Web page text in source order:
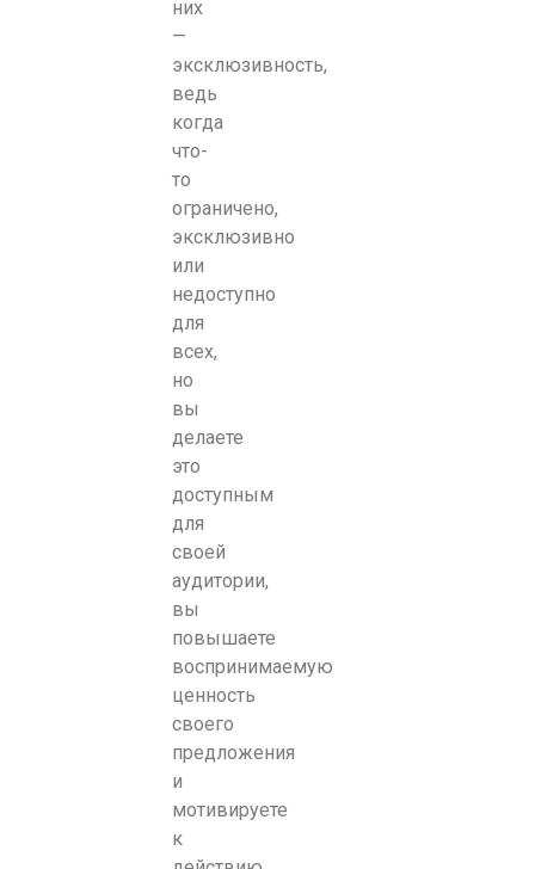
них
—
эксклюзивность,
ведь
когда
что-
то
ограничено,
эксклюзивно
или
недоступно
для
всех,
но
вы
делаете
это
доступным
для
своей
аудитории,
вы
повышаете
воспринимаемую
ценность
своего
предложения
и
мотивируете
к